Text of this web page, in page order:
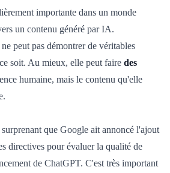
importante dans un monde
un contenu généré par IA.
peut pas démontrer de véritables
soit. Au mieux, elle peut faire des
humaine, mais le contenu qu'elle
que Google ait annoncé l'ajout
directives pour évaluer la qualité de
de ChatGPT. C'est très important